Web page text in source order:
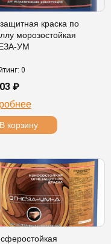
краска по
морозостойкая
УМ
0
₽
В корзину